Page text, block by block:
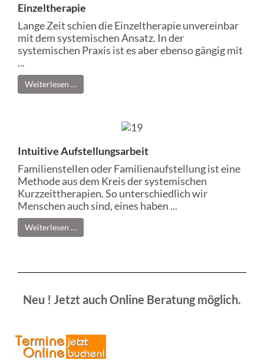
Einzeltherapie
Lange Zeit schien die Einzeltherapie unvereinbar
mit dem systemischen Ansatz. In der
systemischen Praxis ist es aber ebenso gängig mit
...
Weiterlesen …
Intuitive Aufstellungsarbeit
Familienstellen oder Familienaufstellung ist eine
Methode aus dem Kreis der systemischen
Kurzzeittherapien. So unterschiedlich wir
Menschen auch sind, eines haben ...
Weiterlesen …
Neu ! Jetzt auch Online Beratung möglich.